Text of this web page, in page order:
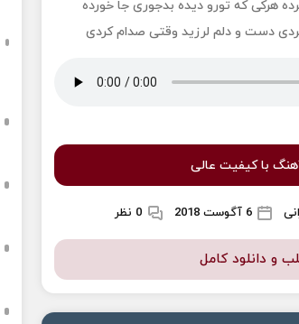
هرکی که تورو دیده بدجوری جا خورده
دست و دلم لرزید وقتی صدام کردی
با کیفیت عالی
6 آگوست 2018 0 نظر
و دانلود کامل